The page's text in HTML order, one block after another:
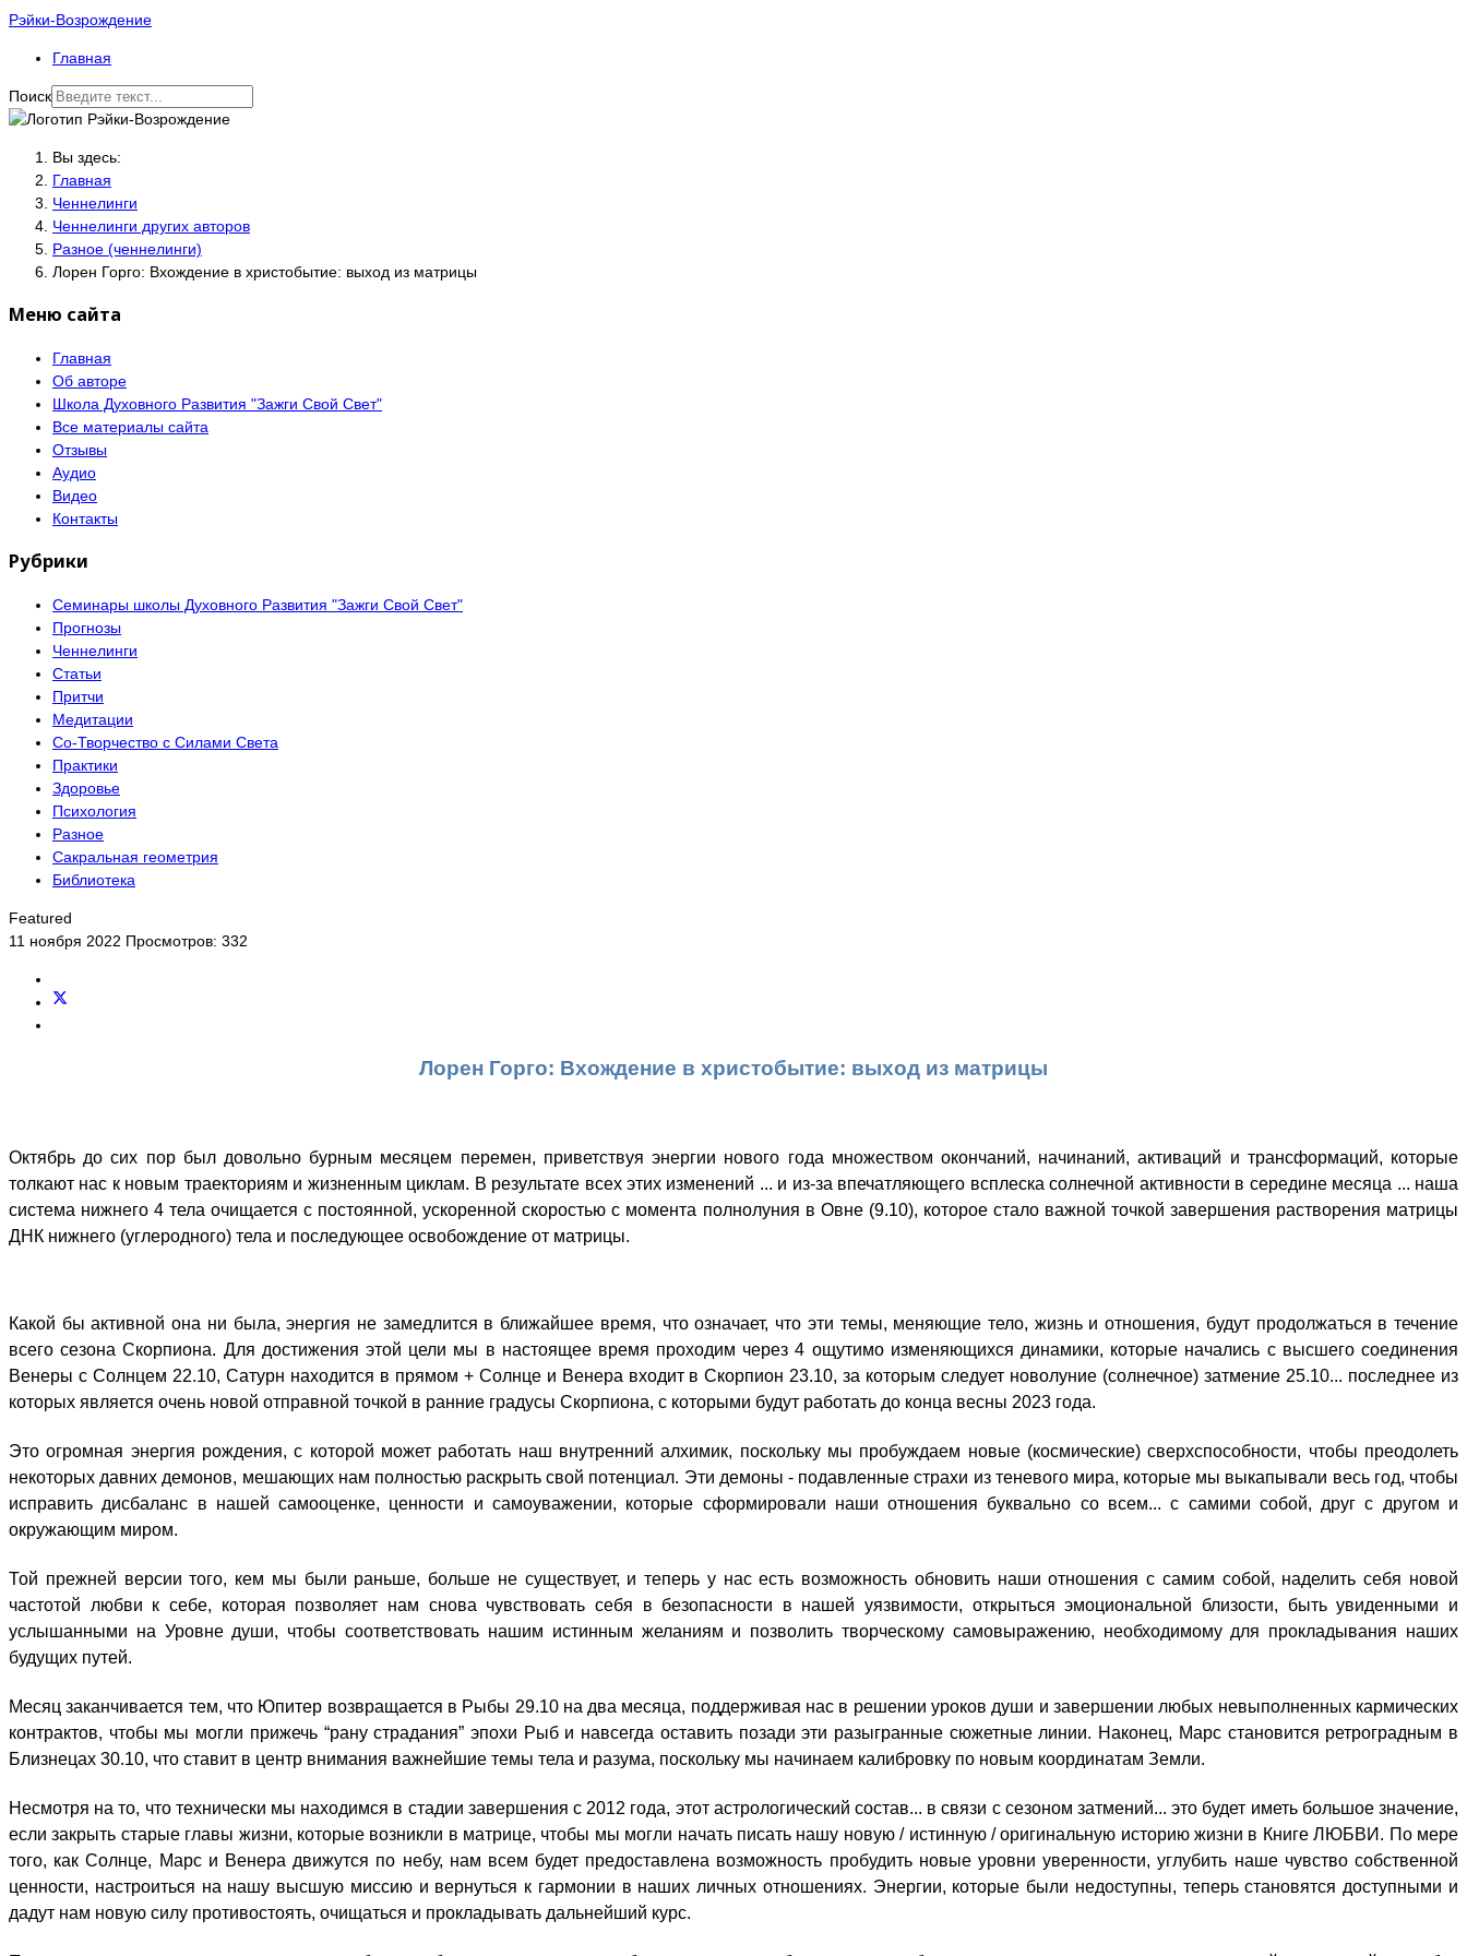
Рэйки-Возрождение
Главная
Поиск
Вы здесь:
Главная
Ченнелинги
Ченнелинги других авторов
Разное (ченнелинги)
Лорен Горго: Вхождение в христобытие: выход из матрицы
Меню сайта
Главная
Об авторе
Школа Духовного Развития "Зажги Свой Свет"
Все материалы сайта
Отзывы
Аудио
Видео
Контакты
Рубрики
Семинары школы Духовного Развития "Зажги Свой Свет"
Прогнозы
Ченнелинги
Статьи
Притчи
Медитации
Со-Творчество с Силами Света
Практики
Здоровье
Психология
Разное
Сакральная геометрия
Библиотека
Featured
11 ноября 2022 Просмотров: 332
Лорен Горго: Вхождение в христобытие: выход из матрицы
Октябрь до сих пор был довольно бурным месяцем перемен, приветствуя энергии нового года множеством окончаний, начинаний, активаций и трансформаций, которые
толкают нас к новым траекториям и жизненным циклам. В результате всех этих изменений ... и из-за впечатляющего всплеска солнечной активности в середине месяца ... наша
система нижнего 4 тела очищается с постоянной, ускоренной скоростью с момента полнолуния в Овне (9.10), которое стало важной точкой завершения растворения матрицы
ДНК нижнего (углеродного) тела и последующее освобождение от матрицы.
Какой бы активной она ни была, энергия не замедлится в ближайшее время, что означает, что эти темы, меняющие тело, жизнь и отношения, будут продолжаться в течение
всего сезона Скорпиона. Для достижения этой цели мы в настоящее время проходим через 4 ощутимо изменяющихся динамики, которые начались с высшего соединения
Венеры с Солнцем 22.10, Сатурн находится в прямом + Солнце и Венера входит в Скорпион 23.10, за которым следует новолуние (солнечное) затмение 25.10... последнее из
которых является очень новой отправной точкой в ранние градусы Скорпиона, с которыми будут работать до конца весны 2023 года.
Это огромная энергия рождения, с которой может работать наш внутренний алхимик, поскольку мы пробуждаем новые (космические) сверхспособности, чтобы преодолеть
некоторых давних демонов, мешающих нам полностью раскрыть свой потенциал. Эти демоны - подавленные страхи из теневого мира, которые мы выкапывали весь год, чтобы
исправить дисбаланс в нашей самооценке, ценности и самоуважении, которые сформировали наши отношения буквально со всем... с самими собой, друг с другом и
окружающим миром.
Той прежней версии того, кем мы были раньше, больше не существует, и теперь у нас есть возможность обновить наши отношения с самим собой, наделить себя новой
частотой любви к себе, которая позволяет нам снова чувствовать себя в безопасности в нашей уязвимости, открыться эмоциональной близости, быть увиденными и
услышанными на Уровне души, чтобы соответствовать нашим истинным желаниям и позволить творческому самовыражению, необходимому для прокладывания наших
будущих путей.
Месяц заканчивается тем, что Юпитер возвращается в Рыбы 29.10 на два месяца, поддерживая нас в решении уроков души и завершении любых невыполненных кармических
контрактов, чтобы мы могли прижечь “рану страдания” эпохи Рыб и навсегда оставить позади эти разыгранные сюжетные линии. Наконец, Марс становится ретроградным в
Близнецах 30.10, что ставит в центр внимания важнейшие темы тела и разума, поскольку мы начинаем калибровку по новым координатам Земли.
Несмотря на то, что технически мы находимся в стадии завершения с 2012 года, этот астрологический состав... в связи с сезоном затмений... это будет иметь большое значение,
если закрыть старые главы жизни, которые возникли в матрице, чтобы мы могли начать писать нашу новую / истинную / оригинальную историю жизни в Книге ЛЮБВИ. По мере
того, как Солнце, Марс и Венера движутся по небу, нам всем будет предоставлена возможность пробудить новые уровни уверенности, углубить наше чувство собственной
ценности, настроиться на нашу высшую миссию и вернуться к гармонии в наших личных отношениях. Энергии, которые были недоступны, теперь становятся доступными и
дадут нам новую силу противостоять, очищаться и прокладывать дальнейший курс.